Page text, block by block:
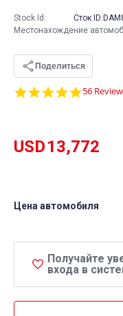
4.8
56
USD13,772
Цена автомобиля
Получайте
входа в
Stock Id: Сток ID:
Местонахождение
Поделиться